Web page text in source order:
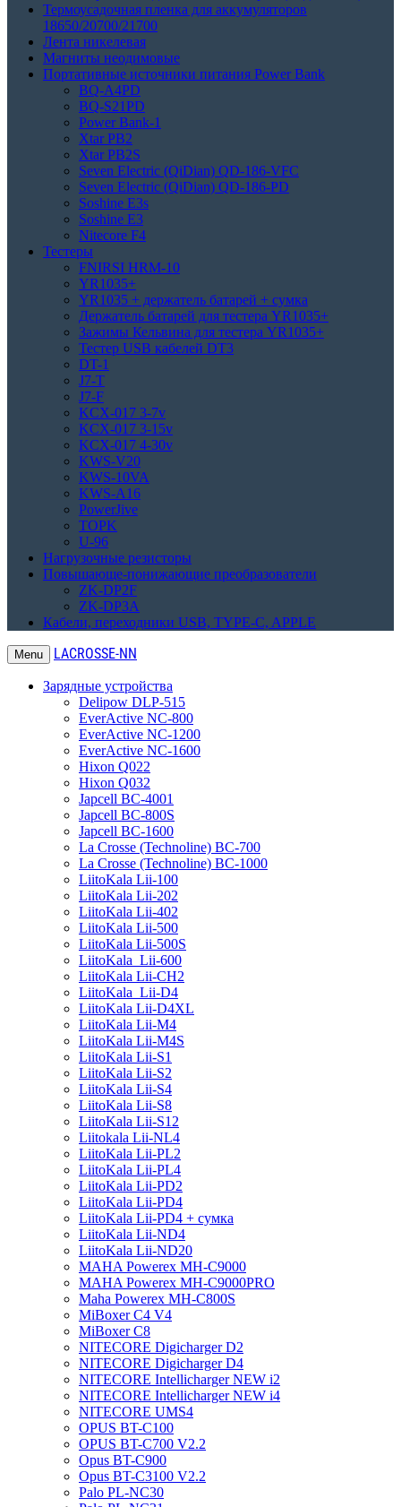
Термоусадочная пленка для аккумуляторов
18650/20700/21700
Лента никелевая
Магниты неодимовые
Портативные источники питания Power Bank
BQ-A4PD
BQ-S21PD
Power Bank-1
Xtar PB2
Xtar PB2S
Seven Electric (QiDian) QD-186-VFC
Seven Electric (QiDian) QD-186-PD
Soshine E3s
Soshine E3
Nitecore F4
Тестеры
FNIRSI HRM-10
YR1035+
YR1035 + держатель батарей + сумка
Держатель батарей для тестера YR1035+
Зажимы Кельвина для тестера YR1035+
Тестер USB кабелей DT3
DT-1
J7-T
J7-F
KCX-017 3-7v
KCX-017 3-15v
KCX-017 4-30v
KWS-V20
KWS-10VA
KWS-A16
PowerJive
TOPK
U-96
Нагрузочные резисторы
Повышающе-понижающие преобразователи
ZK-DP2F
ZK-DP3A
Кабели, переходники USB, TYPE-C, APPLE
Menu LACROSSE-NN
Зарядные устройства
Delipow DLP-515
EverActive NC-800
EverActive NC-1200
EverActive NC-1600
Hixon Q022
Hixon Q032
Japcell BC-4001
Japcell BC-800S
Japcell BC-1600
La Crosse (Technoline) BC-700
La Crosse (Technoline) BC-1000
LiitoKala Lii-100
LiitoKala Lii-202
LiitoKala Lii-402
LiitoKala Lii-500
LiitoKala Lii-500S
LiitoKala Lii-600
LiitoKala Lii-CH2
LiitoKala Lii-D4
LiitoKala Lii-D4XL
LiitoKala Lii-M4
LiitoKala Lii-M4S
LiitoKala Lii-S1
LiitoKala Lii-S2
LiitoKala Lii-S4
LiitoKala Lii-S8
LiitoKala Lii-S12
Liitokala Lii-NL4
LiitoKala Lii-PL2
LiitoKala Lii-PL4
LiitoKala Lii-PD2
LiitoKala Lii-PD4
LiitoKala Lii-PD4 + сумка
LiitoKala Lii-ND4
LiitoKala Lii-ND20
MAHA Powerex MH-C9000
MAHA Powerex MH-C9000PRO
Maha Powerex MH-C800S
MiBoxer C4 V4
MiBoxer C8
NITECORE Digicharger D2
NITECORE Digicharger D4
NITECORE Intellicharger NEW i2
NITECORE Intellicharger NEW i4
NITECORE UMS4
OPUS BT-C100
OPUS BT-C700 V2.2
Opus BT-C900
Opus BT-C3100 V2.2
Palo PL-NC30